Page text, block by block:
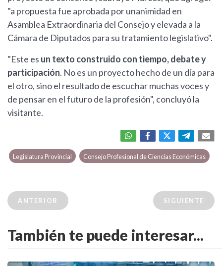
"a propuesta fue aprobada por unanimidad en
Asamblea Extraordinaria del Consejo y elevada a la
Cámara de Diputados para su tratamiento legislativo".
"Este es un texto construido con tiempo, debate y
participación. No es un proyecto hecho de un día para
el otro, sino el resultado de escuchar muchas voces y
de pensar en el futuro de la profesión", concluyó la
visitante.
Legislatura Provincial Consejo Profesional de Ciencias Económicas
ANTERIOR SIGUIENTE
También te puede interesar...